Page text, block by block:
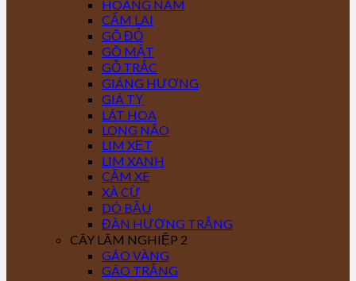
HOÀNG NAM
CẨM LAI
GÕ ĐỎ
GÕ MẬT
GỖ TRẮC
GIÁNG HƯƠNG
GIÁ TỴ
LÁT HOA
LONG NÃO
LIM XẸT
LIM XANH
CĂM XE
XÀ CỪ
DÓ BẦU
ĐÀN HƯƠNG TRẮNG
CÂY LÂM NGHIỆP 2
GÁO VÀNG
GÁO TRẮNG